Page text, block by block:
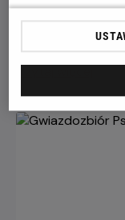
Manem w swoim